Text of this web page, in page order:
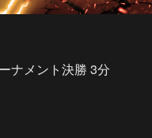
ナメント決勝 3分